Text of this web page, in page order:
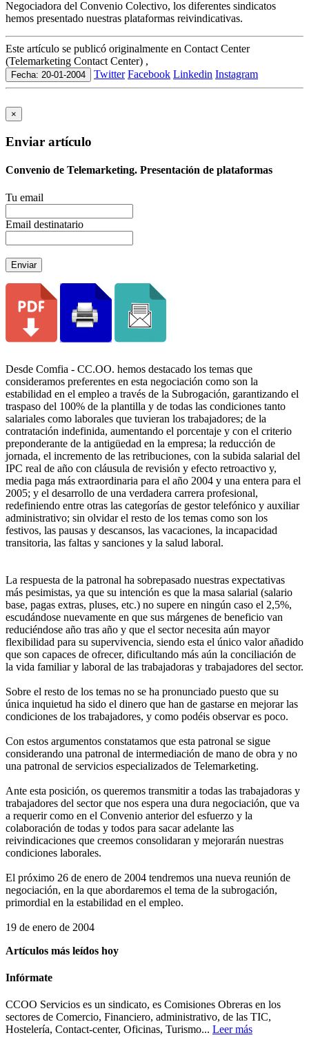
Negociadora del Convenio Colectivo, los diferentes sindicatos
hemos presentado nuestras plataformas reivindicativas.
Este artículo se publicó originalmente en Contact Center
(Telemarketing Contact Center) ,
Fecha: 20-01-2004 Twitter Facebook Linkedin Instagram
×
Enviar artículo
Convenio de Telemarketing. Presentación de plataformas
Tu email
Email destinatario
Enviar
Desde Comfia - CC.OO. hemos destacado los temas que
consideramos preferentes en esta negociación como son la
estabilidad en el empleo a través de la Subrogación, garantizando el
traspaso del 100% de la plantilla y de todas las condiciones tanto
salariales como laborales que tuvieran los trabajadores; de la
contratación indefinida, aumentando el porcentaje y con el criterio
preponderante de la antigüedad en la empresa; la reducción de
jornada, el incremento de las retribuciones, con la subida salarial del
IPC real de año con cláusula de revisión y efecto retroactivo y,
media paga más extraordinaria para el año 2004 y una entera para el
2005; y el desarrollo de una verdadera carrera profesional,
redefiniendo entre otras las categorías de gestor telefónico y auxiliar
administrativo; sin olvidar el resto de los temas como son los
festivos, las pausas y descansos, las vacaciones, la incapacidad
transitoria, las faltas y sanciones y la salud laboral.
La respuesta de la patronal ha sobrepasado nuestras expectativas
más pesimistas, ya que su intención es que la masa salarial (salario
base, pagas extras, pluses, etc.) no supere en ningún caso el 2,5%,
escudándose nuevamente en que sus márgenes de beneficio van
reduciéndose año tras año y que el sector necesita aún mayor
flexibilidad para su supervivencia, siendo esta el único valor añadido
que son capaces de ofrecer, dificultando más aún la conciliación de
la vida familiar y laboral de las trabajadoras y trabajadores del sector.
Sobre el resto de los temas no se ha pronunciado puesto que su
única inquietud ha sido el dinero que han de gastarse en mejorar las
condiciones de los trabajadores, y como podéis observar es poco.
Con estos argumentos constatamos que esta patronal se sigue
considerando una patronal de intermediación de mano de obra y no
una patronal de servicios especializados de Telemarketing.
Ante esta posición, os queremos transmitir a todas las trabajadoras y
trabajadores del sector que nos espera una dura negociación, que va
a requerir como en el Convenio anterior del esfuerzo y la
colaboración de todas y todos para sacar adelante las
reivindicaciones que creemos consolidaran y mejorarán nuestras
condiciones laborales.
El próximo 26 de enero de 2004 tendremos una nueva reunión de
negociación, en la que abordaremos el tema de la subrogación,
primordial en la estabilidad en el empleo.
19 de enero de 2004
Artículos más leídos hoy
Infórmate
CCOO Servicios es un sindicato, es Comisiones Obreras en los
sectores de Comercio, Financiero, administrativo, de las TIC,
Hostelería, Contact-center, Oficinas, Turismo... Leer más